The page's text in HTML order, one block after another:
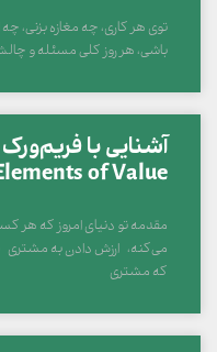
توی هر کاری، چه مغازه بزنی،
باشی، هر روز کلی مسئله و
آشنایی با
of Value
مقدمه تو دنیای امروز که هر
می‌کنه، ارزش دادن به مشتری
که مشتری